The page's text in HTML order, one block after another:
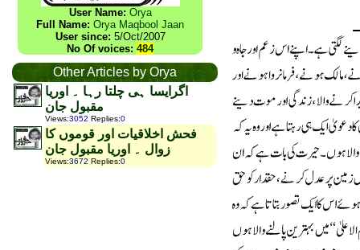
User Name: Orya
Full Name: Orya Maqbool Jaan
User since: 5/Oct/2007
No Of voices: 484
Other Articles by Orya
اگرایسا ہی چلتا رہا ۔ اوریا
مقبول جان
Views:3052 Replies:0
فحش اخلاقیات اور قوموں کا
زوال ۔ اوریا مقبول جان
Views:3672 Replies:0